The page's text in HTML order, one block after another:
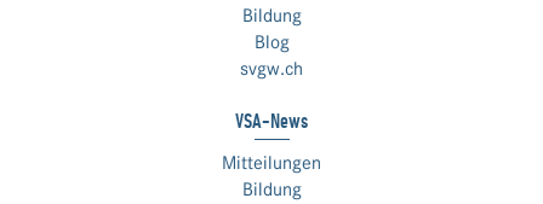
Bildung
Blog
svgw.ch
VSA-News
Mitteilungen
Bildung